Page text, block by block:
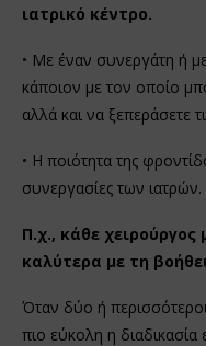
ιατρικό κέντρο.
• Με έναν συνεργάτη ή
κάποιον με τον οποίο
αλλά και να ξεπεράσετε
• Η ποιότητα της
συνεργασίες των ιατρών.
Π.χ., κάθε
καλύτερα με τη
Όταν δύο ή περισσότεροι
πιο εύκολη η